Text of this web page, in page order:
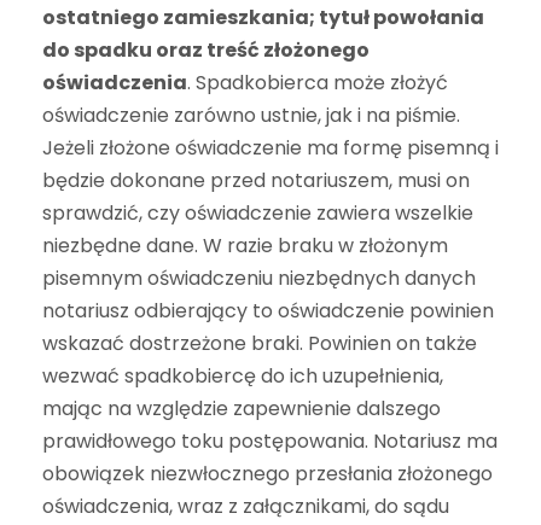
ostatniego zamieszkania; tytuł powołania
do spadku oraz treść złożonego
oświadczenia. Spadkobierca może złożyć
oświadczenie zarówno ustnie, jak i na piśmie.
Jeżeli złożone oświadczenie ma formę pisemną i
będzie dokonane przed notariuszem, musi on
sprawdzić, czy oświadczenie zawiera wszelkie
niezbędne dane. W razie braku w złożonym
pisemnym oświadczeniu niezbędnych danych
notariusz odbierający to oświadczenie powinien
wskazać dostrzeżone braki. Powinien on także
wezwać spadkobiercę do ich uzupełnienia,
mając na względzie zapewnienie dalszego
prawidłowego toku postępowania. Notariusz ma
obowiązek niezwłocznego przesłania złożonego
oświadczenia, wraz z załącznikami, do sądu